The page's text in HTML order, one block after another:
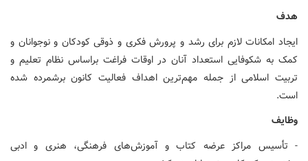
هدف
ایجاد امکانات لازم برای رشد و پرورش فکری و ذوقی کودکان و نوجوانان و
کمک به شکوفایی استعداد آنان در اوقات فراغت براساس نظام تعلیم و
تربیت اسلامی از جمله مهم‌ترین اهداف فعالیت کانون برشمرده شده
است.
وظایف
- تأسیس مراکز عرضه کتاب و آموزش‌های فرهنگی، هنری و ادبی